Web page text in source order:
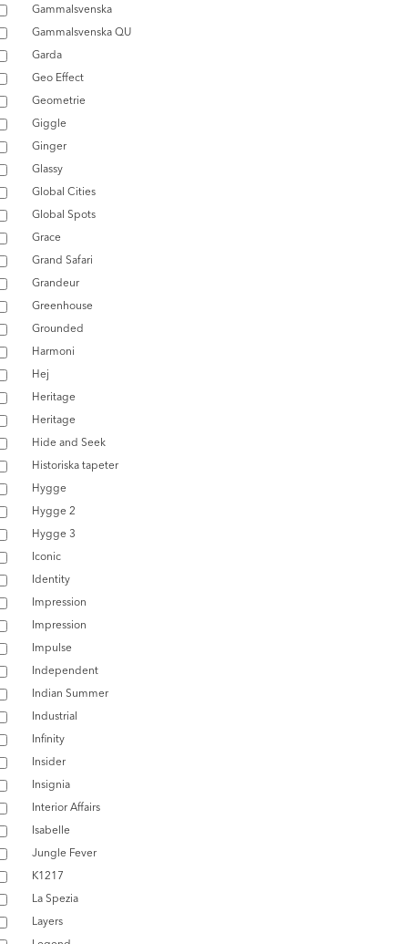
Gammalsvenska
Gammalsvenska QU
Garda
Geo Effect
Geometrie
Giggle
Ginger
Glassy
Global Cities
Global Spots
Grace
Grand Safari
Grandeur
Greenhouse
Grounded
Harmoni
Hej
Heritage
Heritage
Hide and Seek
Historiska tapeter
Hygge
Hygge 2
Hygge 3
Iconic
Identity
Impression
Impression
Impulse
Independent
Indian Summer
Industrial
Infinity
Insider
Insignia
Interior Affairs
Isabelle
Jungle Fever
K1217
La Spezia
Layers